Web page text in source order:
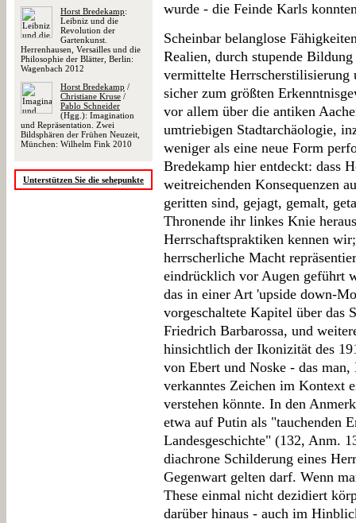
Horst Bredekamp:
Leibniz und die
Revolution der
Gartenkunst.
Herrenhausen, Versailles und die
Philosophie der Blätter, Berlin:
Wagenbach 2012
Horst Bredekamp /
Christiane Kruse /
Pablo Schneider
(Hgg.): Imagination
und Repräsentation. Zwei
Bildsphären der Frühen Neuzeit,
München: Wilhelm Fink 2010
Unterstützen Sie die sehepunkte
wurde - die Feinde Karls
Scheinbar belanglose
Realien, durch stupende
vermittelte Herrscherstilisierung
sicher zum größten
vor allem über die antiken
umtriebigen Stadtarchäologie,
weniger als eine neue Form
Bredekamp hier entdeckt: dass
weitreichenden Konsequenzen
geritten sind, gejagt, gemalt,
Thronende ihr linkes Knie
Herrschaftspraktiken kennen
herrscherliche Macht
eindrücklich vor Augen geführt
das in einer Art 'upside down-
vorgeschaltete Kapitel über das
Friedrich Barbarossa, und
hinsichtlich der Ikonizität des
von Ebert und Noske - das
verkanntes Zeichen im Kontext
verstehen könnte. In den
etwa auf Putin als "tauchenden
Landesgeschichte" (132, Anm.
diachrone Schilderung eines
Gegenwart gelten darf. Wenn
These einmal nicht dezidiert
darüber hinaus - auch im